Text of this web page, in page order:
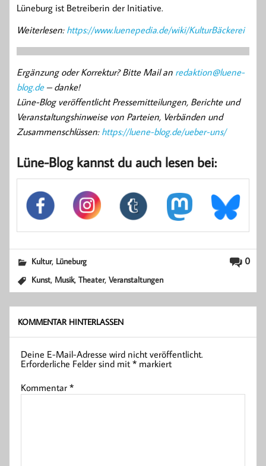
Lüneburg ist Betreiberin der Initiative.
Weiterlesen: https://www.luenepedia.de/wiki/KulturBäckerei
Ergänzung oder Korrektur? Bitte Mail an redaktion@luene-
blog.de– danke!
Lüne-Blog veröffentlicht Pressemitteilungen, Berichte und
Veranstaltungshinweise von Parteien, Verbänden und
Zusammenschlüssen: https://luene-blog.de/ueber-uns/
Lüne-Blog kannst du auch lesen bei:
0
Kultur, Lüneburg
Kunst, Musik,Theater,Veranstaltungen
KOMMENTAR HINTERLASSEN
Deine E-Mail-Adresse wird nicht veröffentlicht.
Erforderliche Felder sind mit* markiert
Kommentar*